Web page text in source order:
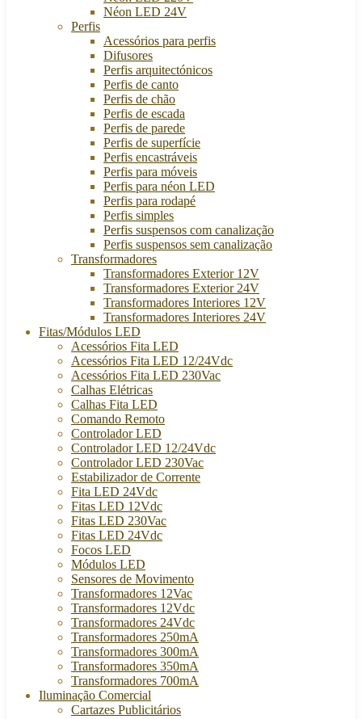
Néon LED 24V
Perfis
Acessórios para perfis
Difusores
Perfis arquitectónicos
Perfis de canto
Perfis de chão
Perfis de escada
Perfis de parede
Perfis de superfície
Perfis encastráveis
Perfis para móveis
Perfis para néon LED
Perfis para rodapé
Perfis simples
Perfis suspensos com canalização
Perfis suspensos sem canalização
Transformadores
Transformadores Exterior 12V
Transformadores Exterior 24V
Transformadores Interiores 12V
Transformadores Interiores 24V
Fitas/Módulos LED
Acessórios Fita LED
Acessórios Fita LED 12/24Vdc
Acessórios Fita LED 230Vac
Calhas Elétricas
Calhas Fita LED
Comando Remoto
Controlador LED
Controlador LED 12/24Vdc
Controlador LED 230Vac
Estabilizador de Corrente
Fita LED 24Vdc
Fitas LED 12Vdc
Fitas LED 230Vac
Fitas LED 24Vdc
Focos LED
Módulos LED
Sensores de Movimento
Transformadores 12Vac
Transformadores 12Vdc
Transformadores 24Vdc
Transformadores 250mA
Transformadores 300mA
Transformadores 350mA
Transformadores 700mA
Iluminação Comercial
Cartazes Publicitários